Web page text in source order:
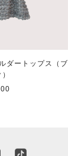
ダートップス（ブ